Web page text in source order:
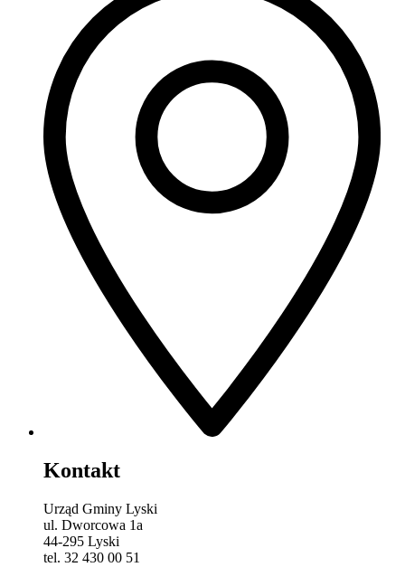
Kontakt
Urząd Gminy Lyski
ul. Dworcowa 1a
44-295 Lyski
tel. 32 430 00 51